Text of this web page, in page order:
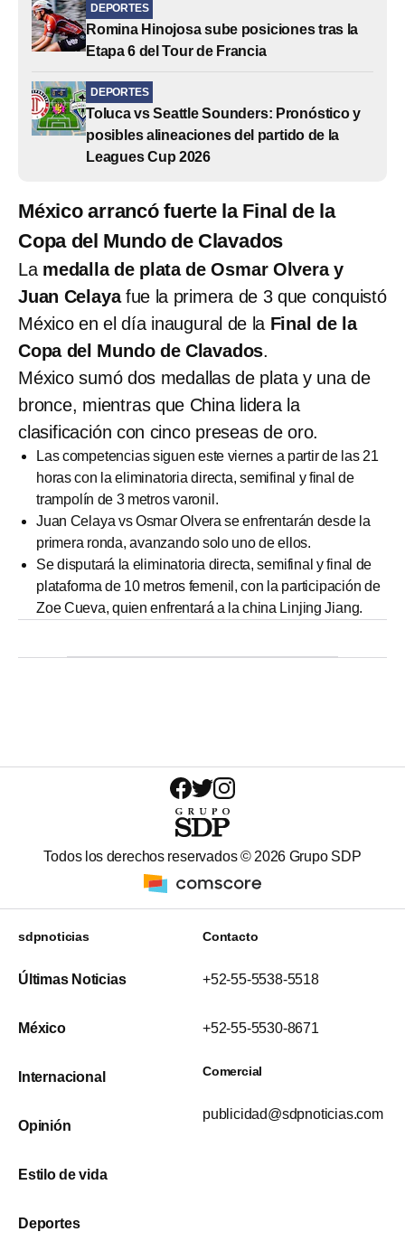
DEPORTES
Romina Hinojosa sube posiciones tras la
Etapa 6 del Tour de Francia
DEPORTES
Toluca vs Seattle Sounders: Pronóstico y
posibles alineaciones del partido de la
Leagues Cup 2026
México arrancó fuerte la Final de la
Copa del Mundo de Clavados
La medalla de plata de Osmar Olvera y
Juan Celayafue la primera de 3 que conquistó
México en el día inaugural de la Final de la
Copa del Mundo de Clavados.
México sumó dos medallas de plata y una de
bronce, mientras que China lidera la
clasificación con cinco preseas de oro.
Las competencias siguen este viernes a partir de las 21
horas con la eliminatoria directa, semifinal y final de
trampolín de 3 metros varonil.
Juan Celaya vs Osmar Olvera se enfrentarán desde la
primera ronda, avanzando solo uno de ellos.
Se disputará la eliminatoria directa, semifinal y final de
plataforma de 10 metros femenil, con la participación de
Zoe Cueva, quien enfrentará a la china Linjing Jiang.
Todos los derechos reservados © 2026 Grupo SDP
sdpnoticias
Últimas Noticias
México
Internacional
Opinión
Estilo de vida
Deportes
Contacto
+52-55-5538-5518
+52-55-5530-8671
Comercial
publicidad@sdpnoticias.com